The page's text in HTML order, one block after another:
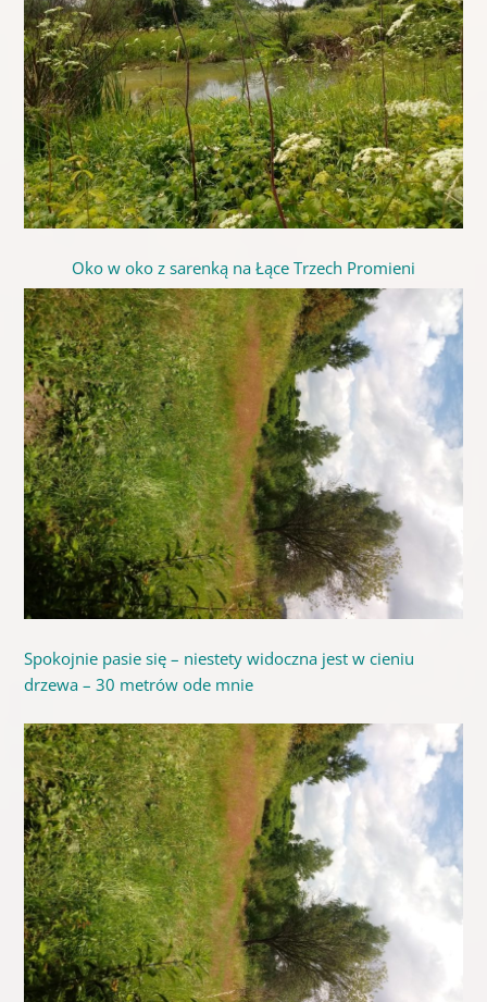
Oko w oko z sarenką na Łące Trzech Promieni
Spokojnie pasie się – niestety widoczna jest w cieniu
drzewa – 30 metrów ode mnie